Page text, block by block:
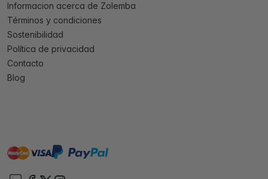
Informacion acerca de Zolemba
Términos y condiciones
Sostenibilidad
Política de privacidad
Contacto
Blog
mastervisa paypal